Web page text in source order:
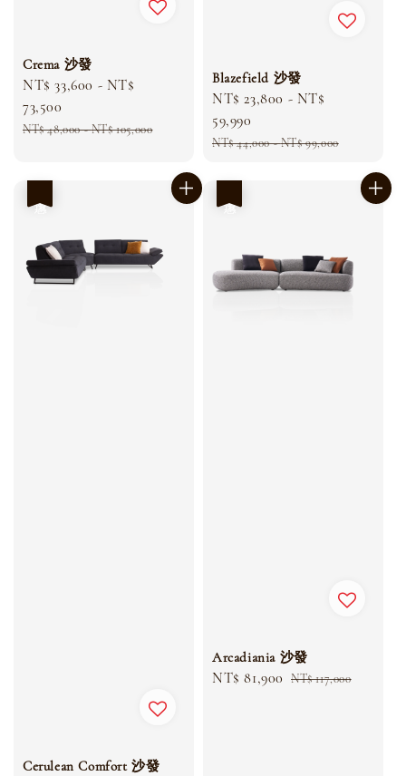
Crema 沙發
Sale
price
NT$ 33,600 - NT$
73,500
Regular
NT$ 48,000-NT$ 105,000
Blazefield 沙發
Sale
price
NT$ 23,800 - NT$
59,990
Regular
NT$ 44,000-NT$ 99,000
Cerulean Comfort 沙發
Arcadiania 沙發
Sale
NT$ 81,900 Regular
NT$ 117,000